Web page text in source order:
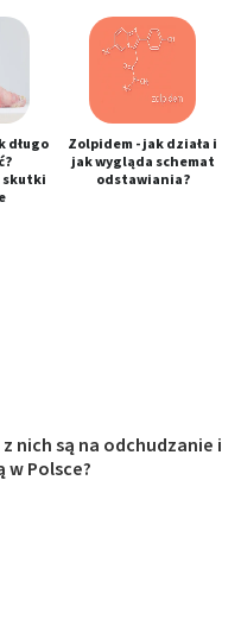
długo
skutki
Zolpidem - jak działa i
jak wygląda schemat
odstawiania?
nich są na odchudzanie i
w Polsce?